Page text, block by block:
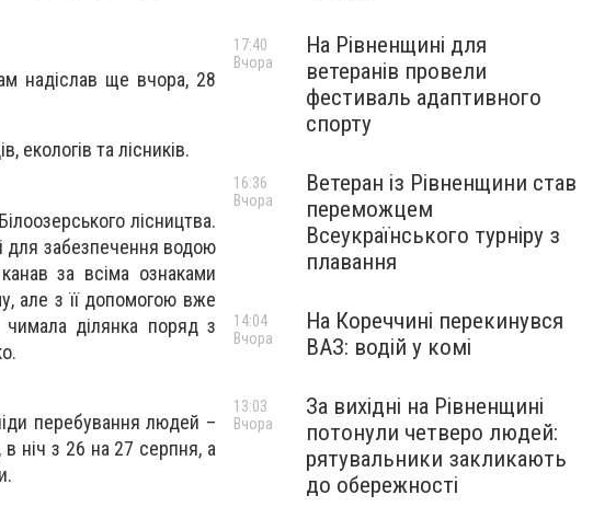
надіслав ще вчора, 28
екологів та лісників.
лісництва.
для забезпечення водою
за всіма ознаками
але з її допомогою вже
ділянка поряд з
перебування людей –
ніч з 26 на 27 серпня, а
На Рівненщині для
ветеранів провели
фестиваль адаптивного
спорту
17:40
Вчора
Ветеран із Рівненщини став
переможцем
Всеукраїнського турніру з
плавання
16:36
Вчора
На Кореччині перекинувся
ВАЗ: водій у комі
14:04
Вчора
За вихідні на Рівненщині
потонули четверо людей:
рятувальники закликають
до обережності
13:03
Вчора